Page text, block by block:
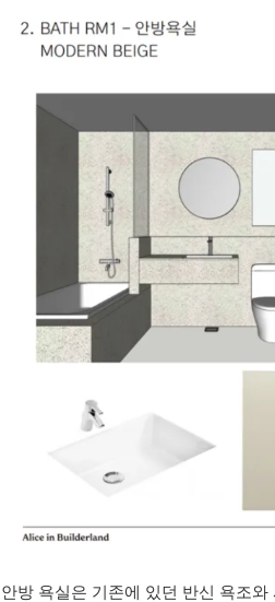
안방 욕실은 기존에 있던 반신 욕조